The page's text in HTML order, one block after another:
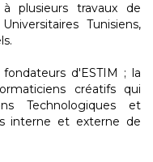
plusieurs travaux de
Tunisiens,
d'ESTIM ; la
créatifs qui
Technologiques et
interne et externe de